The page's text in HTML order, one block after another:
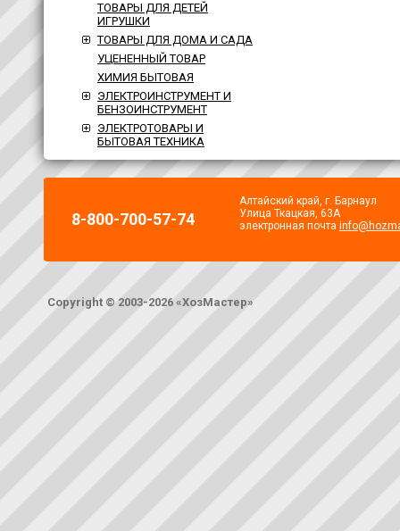
ТОВАРЫ ДЛЯ ДЕТЕЙ
ИГРУШКИ
ТОВАРЫ ДЛЯ ДОМА И САДА
УЦЕНЕННЫЙ ТОВАР
ХИМИЯ БЫТОВАЯ
ЭЛЕКТРОИНСТРУМЕНТ И
БЕНЗОИНСТРУМЕНТ
ЭЛЕКТРОТОВАРЫ И
БЫТОВАЯ ТЕХНИКА
8-800-700-57-74
Алтайский край, г. Барнаул
Улица Ткацкая, 63А
электронная почта
Copyright © 2003-2026 «ХозМастер»